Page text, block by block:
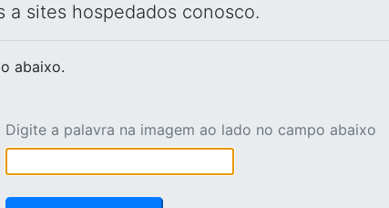
a sites hospedados conosco.
abaixo.
Digite a palavra na imagem ao lado no campo abaixo